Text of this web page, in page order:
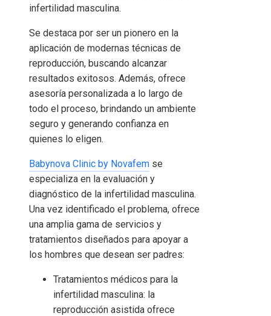
infertilidad masculina.
Se destaca por ser un pionero en la
aplicación de modernas técnicas de
reproducción, buscando alcanzar
resultados exitosos. Además, ofrece
asesoría personalizada a lo largo de
todo el proceso, brindando un ambiente
seguro y generando confianza en
quienes lo eligen.
Babynova Clinic by Novafem se
especializa en la evaluación y
diagnóstico de la infertilidad masculina.
Una vez identificado el problema, ofrece
una amplia gama de servicios y
tratamientos diseñados para apoyar a
los hombres que desean ser padres:
Tratamientos médicos para la
infertilidad masculina: la
reproducción asistida ofrece